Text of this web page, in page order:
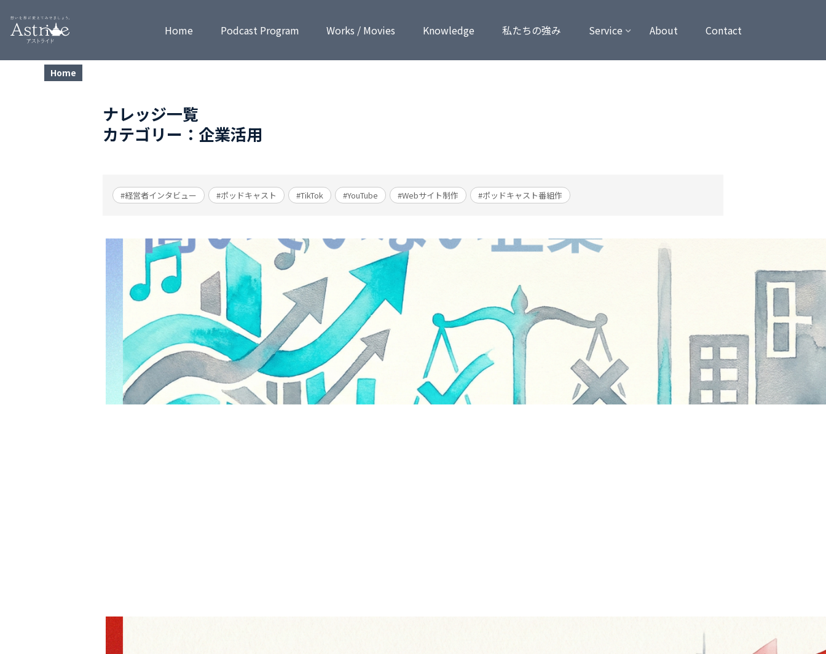
Home
Home Podcast Program Works / Movies Know­ledge 私たちの強み Service About Contact
ナレッジ一覧
カテゴリー：企業活用
#経営者インタビュー #ポッドキャスト #TikTok #YouTube #Webサイト制作 #ポッドキャスト番組作